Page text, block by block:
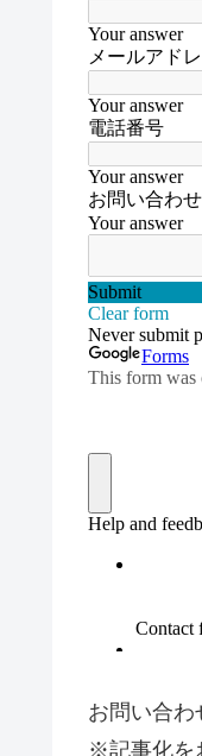
お問い合わ
※記事化を